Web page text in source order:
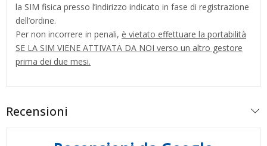
la SIM fisica presso l’indirizzo indicato in fase di registrazione
dell’ordine.
Per non incorrere in penali, è vietato effettuare la portabilità
SE LA SIM VIENE ATTIVATA DA NOI verso un altro gestore
prima dei due mesi.
Recensioni